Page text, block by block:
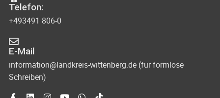
Telefon:
+493491 806-0
E-Mail
information@landkreis-wittenberg.de (für formlose
Schreiben)